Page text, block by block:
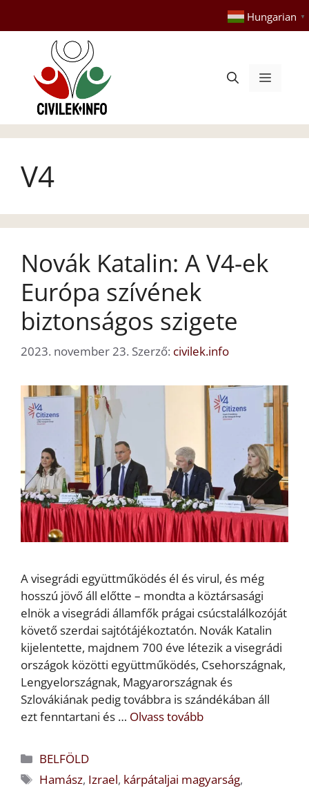
tartalomba
Hungarian ▼
Menü
V4
Novák Katalin: A V4-ek
Európa szívének
biztonságos szigete
2023. november 23. Szerző: civilek.info
A visegrádi együttműködés él és virul, és még
hosszú jövő áll előtte – mondta a köztársasági
elnök a visegrádi államfők prágai csúcstalálkozóját
követő szerdai sajtótájékoztatón. Novák Katalin
kijelentette, majdnem 700 éve létezik a visegrádi
országok közötti együttműködés, Csehországnak,
Lengyelországnak, Magyarországnak és
Szlovákiának pedig továbbra is szándékában áll
ezt fenntartani és … Olvass tovább
Kategória
BELFÖLD
Címkék
Hamász, Izrael, kárpátaljai magyarság,